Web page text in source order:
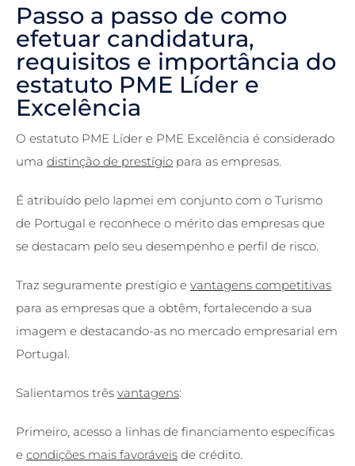
Passo a passo de como
efetuar candidatura,
requisitos e importância do
estatuto PME Líder e
Excelência
O estatuto PME Líder e PME Excelência é considerado
uma distinção de prestígio para as empresas.
É atribuído pelo Iapmei em conjunto com o Turismo
de Portugal e reconhece o mérito das empresas que
se destacam pelo seu desempenho e perfil de risco.
Traz seguramente prestígio e vantagens competitivas
para as empresas que a obtêm, fortalecendo a sua
imagem e destacando-as no mercado empresarial em
Portugal.
Salientamos três vantagens:
Primeiro, acesso a linhas de financiamento específicas
e condições mais favoráveis de crédito.